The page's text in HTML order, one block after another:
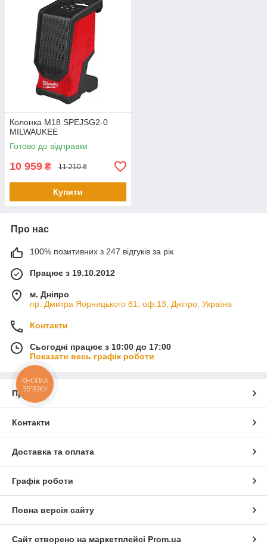
Колонка M18 SPEJSG2-0
MILWAUKEE
Готово до відправки
10 959 ₴ 11 210 ₴
Купити
Про нас
100% позитивних з 247 відгуків за рік
Працює з 19.10.2012
м. Дніпро
пр. Дмитра Яорницького 81, оф.13, Дніпро, Україна
Контакти
Сьогодні працює з 10:00 до 17:00
Показати весь графік роботи
Про нас
Контакти
Доставка та оплата
Графік роботи
Повна версія сайту
Сайт створено на маркетплейсі Prom.ua
КНОПКА
ЗВ'ЯЗКУ